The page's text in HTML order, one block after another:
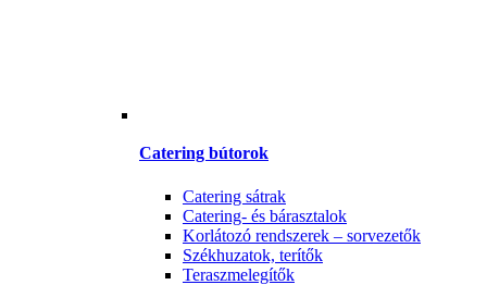
Catering bútorok
Catering sátrak
Catering- és bárasztalok
Korlátozó rendszerek – sorvezetők
Székhuzatok, terítők
Teraszmelegítők